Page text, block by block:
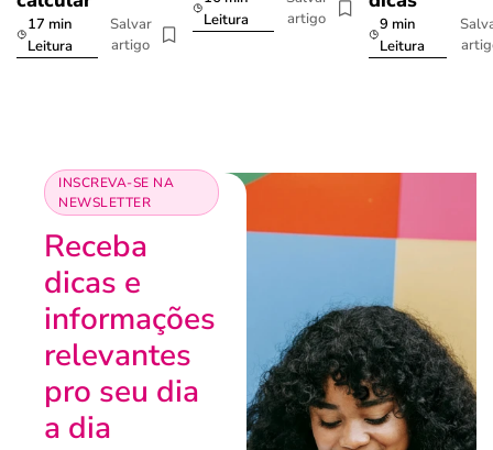
17 min
Leitura
Salvar
artigo
Leitura
artigo
9 min
Leitura
INSCREVA-SE NA
NEWSLETTER
Receba
dicas e
informações
relevantes
pro seu dia
a dia